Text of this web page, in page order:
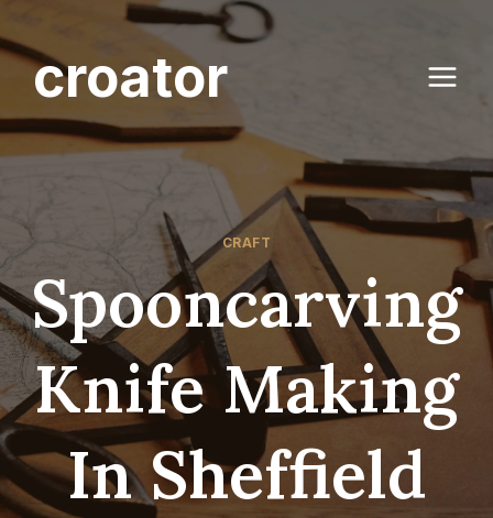
to
contentcroator
CRAFT
Spooncarving
Knife Making
In Sheffield